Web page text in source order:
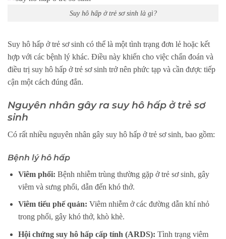
Suy hô hấp ở trẻ sơ sinh là gì?
Suy hô hấp ở trẻ sơ sinh có thể là một tình trạng đơn lẻ hoặc kết
hợp với các bệnh lý khác. Điều này khiến cho việc chẩn đoán và
điều trị suy hô hấp ở trẻ sơ sinh trở nên phức tạp và cần được tiếp
cận một cách đúng đắn.
Nguyên nhân gây ra suy hô hấp ở trẻ sơ
sinh
Có rất nhiều nguyên nhân gây suy hô hấp ở trẻ sơ sinh, bao gồm:
Bệnh lý hô hấp
Viêm phổi: Bệnh nhiễm trùng thường gặp ở trẻ sơ sinh, gây
viêm và sưng phổi, dẫn đến khó thở.
Viêm tiểu phế quản: Viêm nhiễm ở các đường dẫn khí nhỏ
trong phổi, gây khó thở, khò khè.
Hội chứng suy hô hấp cấp tính (ARDS): Tình trạng viêm